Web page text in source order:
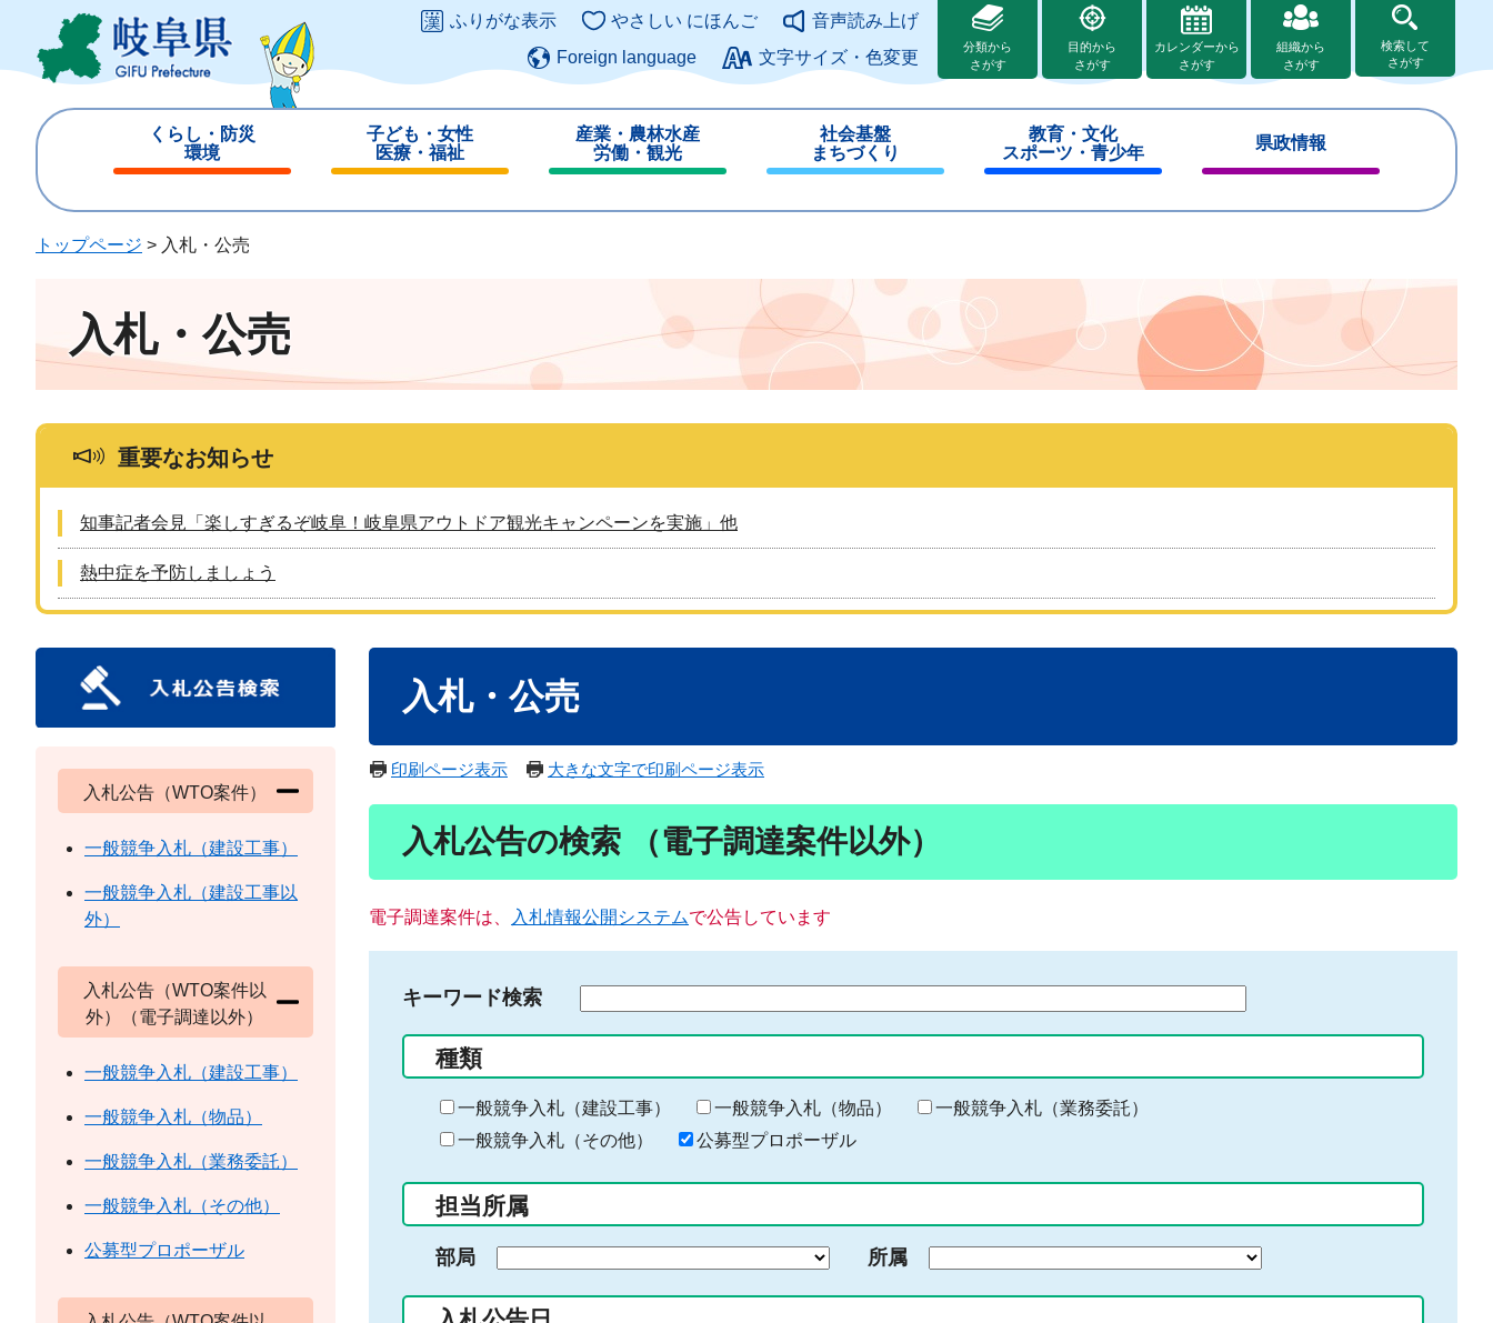
ジ
ュ
このページの本文へ
ふりがな表示 やさしい にほんご
音声読み上げ
Foreign language
文字サイズ・色変更
分類から
さがす
目的から
さがす
カレンダーから
さがす
組織から
さがす
検索して
さがす
くらし・防災
環境
じ
子ども・女性
医療・福祉
じ
産業・農林水産
労働・観光
じ
社会基盤
まちづくり
じ
教育・文化
スポーツ・青少年
じ
県政情報
じ
トップページ > 入札・公売
入札・公売
重要なお知らせ
知事記者会見「楽しすぎるぞ岐阜！岐阜県アウトドア観光キャンペーンを実施」他
熱中症を予防しましょう
入札・公売
印刷ページ表示 大きな文字で印刷ページ表示
入札公告の検索 （電子調達案件以外）
電子調達案件は、 入札情報公開システムで公告しています
キーワード検索
る
キ
ー
ー
入
力
種類
一般競争入札（建設工事） 一般競争入札（物品）
一般競争入札（業務委託）
一般競争入札（その他）
公募型プロポーザル
担当所属
部局 所属
入札公告（WTO案件）
一般競争入札（建設工事）
一般競争入札（建設工事以
外）
入札公告（WTO案件以
外）（電子調達以外）
一般競争入札（建設工事）
一般競争入札（物品）
一般競争入札（業務委託）
一般競争入札（その他）
公募型プロポーザル